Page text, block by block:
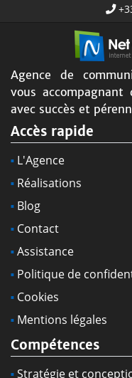
Agence de
vous
avec succès et
Accès rapide
L'Agence
Réalisations
Blog
Contact
Assistance
Politique de
Cookies
Mentions légales
Compétences
Stratégie et